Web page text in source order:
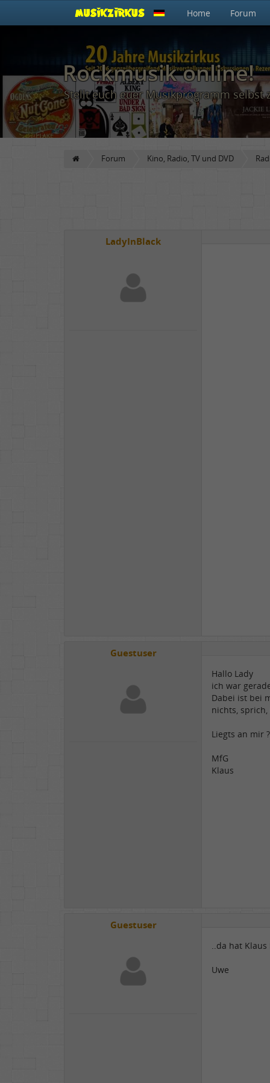
Home Forum
Rockmusik online!
Stellt euch euer Musikprogramm selbst
Forum Kino, Radio, TV und DVD
LadyInBlack
Guestuser
Hallo Lady
ich war
Dabei ist bei
nichts,
Liegts an mir ?
MfG
Klaus
Guestuser
..da hat
Uwe